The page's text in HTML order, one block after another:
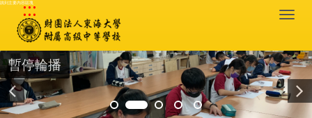
跳到主要內容區塊
:::
暫停輪播